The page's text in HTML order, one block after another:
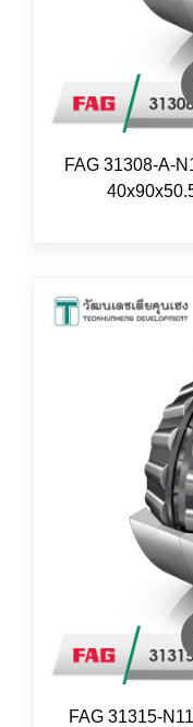
FAG 31308-A-
FAG 31315-